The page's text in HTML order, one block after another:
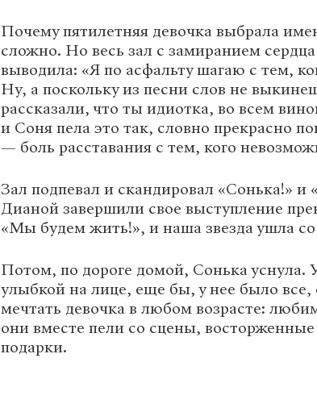
Почему пятилетняя девочка выбрала
сложно. Но весь зал с замиранием
выводила: «Я по асфальту шагаю с тем,
Ну, а поскольку из песни слов не
рассказали, что ты идиотка, во всем
и Соня пела это так, словно прекрасно
— боль расставания с тем, кого
Зал подпевал и скандировал «Сонька!»
Дианой завершили свое выступление
«Мы будем жить!», и наша звезда ушла
Потом, по дороге домой, Сонька уснула.
улыбкой на лице, еще бы, у нее было все,
мечтать девочка в любом возрасте:
они вместе пели со сцены,
подарки.